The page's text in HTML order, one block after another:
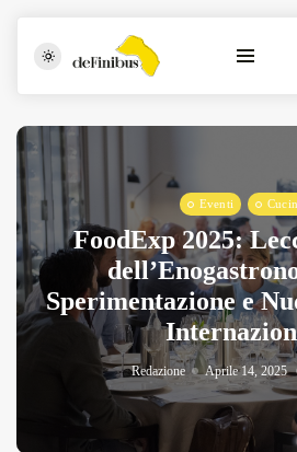
Iosonouncane A
Luglio 17, 2026 13 Min
Tarantarte Al Festival
Giugno 4, 2026 15 Min
Eventi
FoodExp 2025:
Sperimentazione e
Redazione Aprile 14, 2025